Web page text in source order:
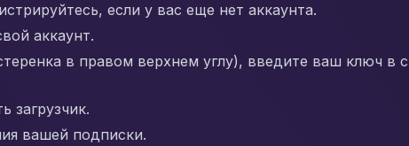
если у вас еще нет аккаунта.
аккаунт.
в правом верхнем углу), введите ваш ключ в
загрузчик.
вашей подписки.